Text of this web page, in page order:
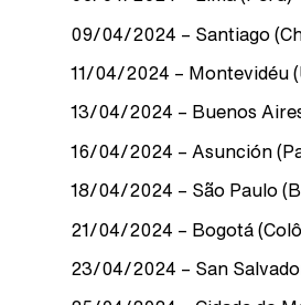
09/04/2024 – Santiago
11/04/2024 – Montevidéu
13/04/2024 – Buenos
16/04/2024 – Asunción
18/04/2024 – São Paulo
21/04/2024 – Bogotá
23/04/2024 – San